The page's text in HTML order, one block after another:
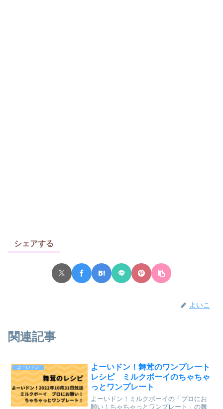
シェアする
よいこ
関連記事
よーいドン
よーいドン！舞茸のワンプレート
レシピ ミルクボーイのちゃちゃ
っとワンプレート
よーいドン！ミルクボーイの「プロにお
願い！ちゃちゃっとワンプレート」の舞